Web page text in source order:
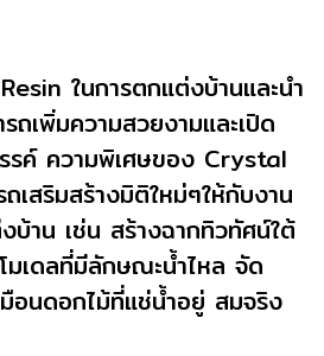
ในการตกแต่งบ้านและนำ
ถเพิ่มความสวยงามและเปิด
รค์ ความพิเศษของ Crystal
เสริมสร้างมิติใหม่ๆให้กับงาน
บ้าน เช่น สร้างฉากทิวทัศน์ใต้
มเดลที่มีลักษณะน้ำไหล จัด
อนดอกไม้ที่แช่น้ำอยู่ สมจริง